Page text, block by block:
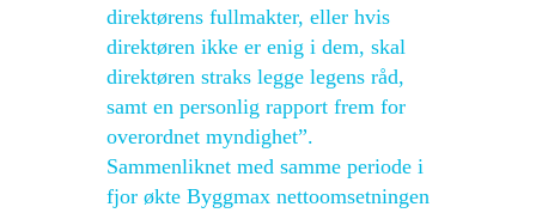
direktørens fullmakter, eller hvis
direktøren ikke er enig i dem, skal
direktøren straks legge legens råd,
samt en personlig rapport frem for
overordnet myndighet”.
Sammenliknet med samme periode i
fjor økte Byggmax nettoomsetningen